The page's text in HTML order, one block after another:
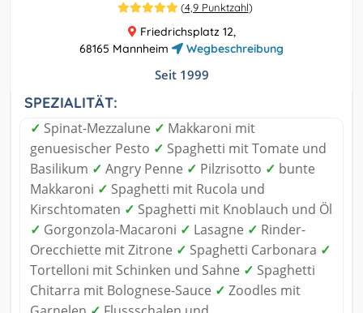
(4,9 Punktzahl)
Friedrichsplatz 12,
68165 Mannheim
Wegbeschreibung
Seit 1999
SPEZIALITÄT:
✓ Spinat-Mezzalune ✓ Makkaroni mit
genuesischer Pesto ✓ Spaghetti mit Tomate und
Basilikum ✓ Angry Penne ✓ Pilzrisotto ✓ bunte
Makkaroni ✓ Spaghetti mit Rucola und
Kirschtomaten ✓ Spaghetti mit Knoblauch und Öl
✓ Gorgonzola-Macaroni ✓ Lasagne ✓ Rinder-
Orecchiette mit Zitrone ✓ Spaghetti Carbonara ✓
Tortelloni mit Schinken und Sahne ✓ Spaghetti
Chitarra mit Bolognese-Sauce ✓ Zoodles mit